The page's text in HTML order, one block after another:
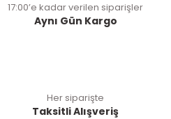
17:00’e kadar verilen siparişler
Aynı Gün Kargo
Her siparişte
Taksitli Alışveriş